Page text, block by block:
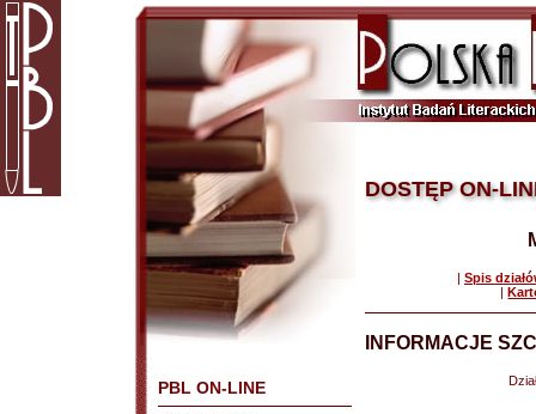
PBL ON-LINE
DOSTĘP ON-
| Spis
|
INFORMACJE